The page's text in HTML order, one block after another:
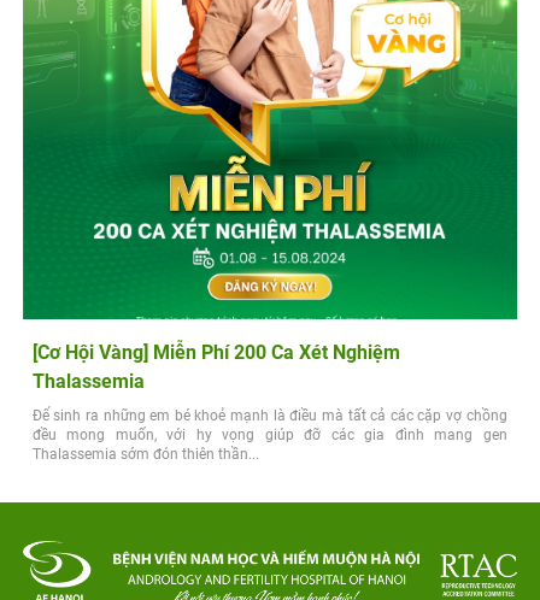
[Cơ Hội Vàng] Miễn Phí 200 Ca Xét Nghiệm
Thalassemia
Để sinh ra những em bé khoẻ mạnh là điều mà tất cả các cặp vợ chồng
đều mong muốn, với hy vọng giúp đỡ các gia đình mang gen
Thalassemia sớm đón thiên thần...